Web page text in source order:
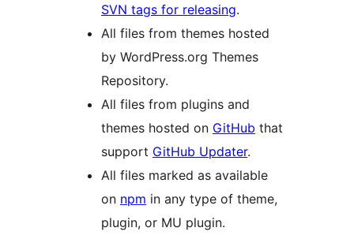
SVN tags for releasing.
All files from themes hosted
by WordPress.org Themes
Repository.
All files from plugins and
themes hosted on GitHub that
support GitHub Updater.
All files marked as available
on npm in any type of theme,
plugin, or MU plugin.